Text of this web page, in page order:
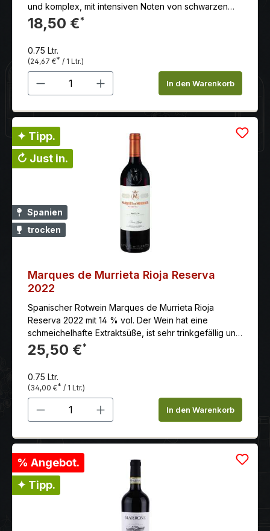
und komplex, mit intensiven Noten von schwarzen
Früchten und Gewürzen. Langer und anhaltender
Abgang.
18,50 €*
0.75 Ltr.
(24,67 €* / 1 Ltr.)
Produkt Anzahl: Gib denIn den Warenkorb
✦ Tipp.
↻ Just in.
Spanien
trocken
Marques de Murrieta Rioja Reserva
2022
Spanischer Rotwein Marques de Murrieta Rioja
Reserva 2022 mit 14 % vol. Der Wein hat eine
schmeichelhafte Extraktsüße, ist sehr trinkgefällig und
hat einen langen und süßen Abgang.
25,50 €*
0.75 Ltr.
(34,00 €* / 1 Ltr.)
Produkt Anzahl: Gib denIn den Warenkorb
% Angebot.
✦ Tipp.